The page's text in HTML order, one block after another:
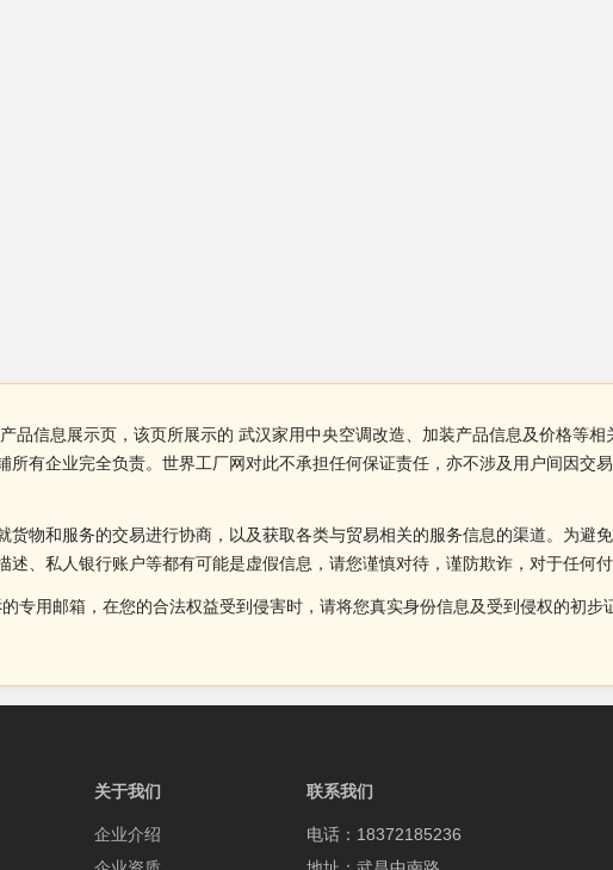
品信息展示页，该页所展示的 武汉家用中央空调改造、加装产品信息及价格等
有企业完全负责。世界工厂网对此不承担任何保证责任，亦不涉及用户间因交
物和服务的交易进行协商，以及获取各类与贸易相关的服务信息的渠道。为避
、私人银行账户等都有可能是虚假信息，请您谨慎对待，谨防欺诈，对于任何付
专用邮箱，在您的合法权益受到侵害时，请将您真实身份信息及受到侵权的初
关于我们
企业介绍
联系我们
电话：18372185236